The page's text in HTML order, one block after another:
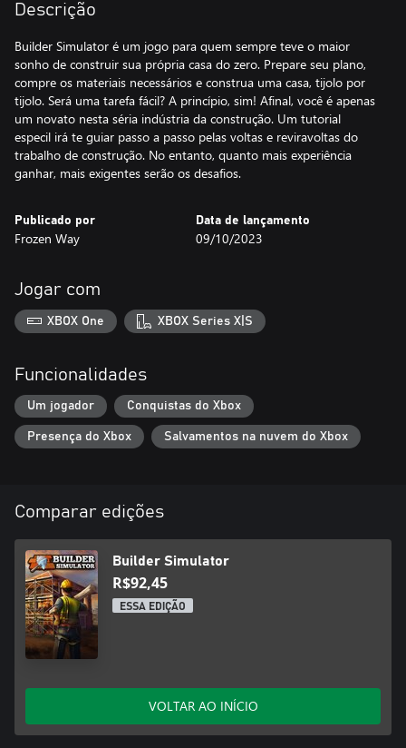
Descrição
Builder Simulator é um jogo para quem sempre teve o maior
sonho de construir sua própria casa do zero. Prepare seu plano,
compre os materiais necessários e construa uma casa, tijolo por
tijolo. Será uma tarefa fácil? A princípio, sim! Afinal, você é apenas
um novato nesta séria indústria da construção. Um tutorial
especil irá te guiar passo a passo pelas voltas e reviravoltas do
trabalho de construção. No entanto, quanto mais experiência
ganhar, mais exigentes serão os desafios.
Publicado por
Frozen Way
Data de lançamento
09/10/2023
Jogar com
XBOX One XBOX Series X|S
Funcionalidades
Um jogador Conquistas do Xbox
Presença do Xbox Salvamentos na nuvem do Xbox
Comparar edições
Builder Simulator
R$92,45
ESSA EDIÇÃO
VOLTAR AO INÍCIO